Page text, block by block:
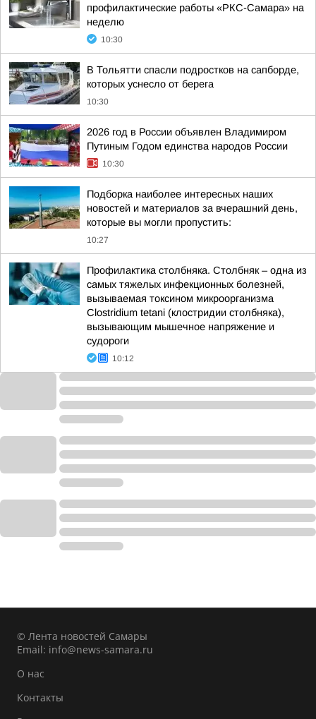
профилактические работы «РКС-Самара» на
неделю
10:30
В Тольятти спасли подростков на сапборде,
которых уснесло от берега
10:30
2026 год в России объявлен Владимиром
Путиным Годом единства народов России
10:30
Подборка наиболее интересных наших
новостей и материалов за вчерашний день,
которые вы могли пропустить:
10:27
Профилактика столбняка. Столбняк – одна из
самых тяжелых инфекционных болезней,
вызываемая токсином микроорганизма
Clostridium tetani (клостридии столбняка),
вызывающим мышечное напряжение и
судороги
10:12
© Лента новостей Самары
Email: info@news-samara.ru
О нас
Контакты